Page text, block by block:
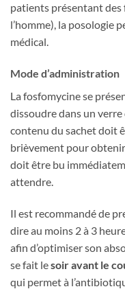
patients présentant des
l’homme), la posologie
médical.
Mode d’administration
La fosfomycine se
dissoudre dans un verre
contenu du sachet doit
brièvement pour
doit être bu
attendre.
Il est recommandé de
dire au moins 2 à 3
afin d’optimiser son
se fait lesoir avant le
qui permet à